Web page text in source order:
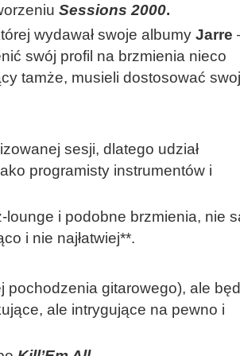
Sessions 2000.
wydawał swoje albumy Jarre
swój profil na brzmienia nieco
tamże, musieli dostosować
sesji, dlatego udział
programisty instrumentów i
lounge i podobne brzmienia, nie
i nie najłatwiej**.
pochodzenia gitarowego), ale
ale intrygujące na pewno i